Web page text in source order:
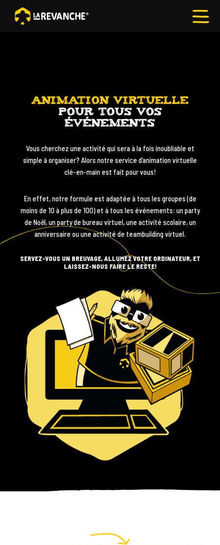
LUDIQUES
GROUPE
ANIMATION
CORPORATIVE
BOUTIQUE
propos
Contact
RÉSERVEZ
ANIMATION VIRTUELLE
POUR TOUS VOS
ÉVÉNEMENTS
Vous cherchez une activité qui sera à la fois inoubliable et
simple à organiser? Alors notre service d’animation virtuelle
clé-en-main est fait pour vous!
En effet, notre formule est adaptée à tous les groupes (de
moins de 10 à plus de 100) et à tous les événements: un party
de Noël, un party de bureau virtuel, une activité scolaire, un
anniversaire ou une activité de teambuilding virtuel.
SERVEZ-VOUS UN BREUVAGE, ALLUMEZ VOTRE ORDINATEUR, ET
LAISSEZ-NOUS FAIRE LE RESTE!